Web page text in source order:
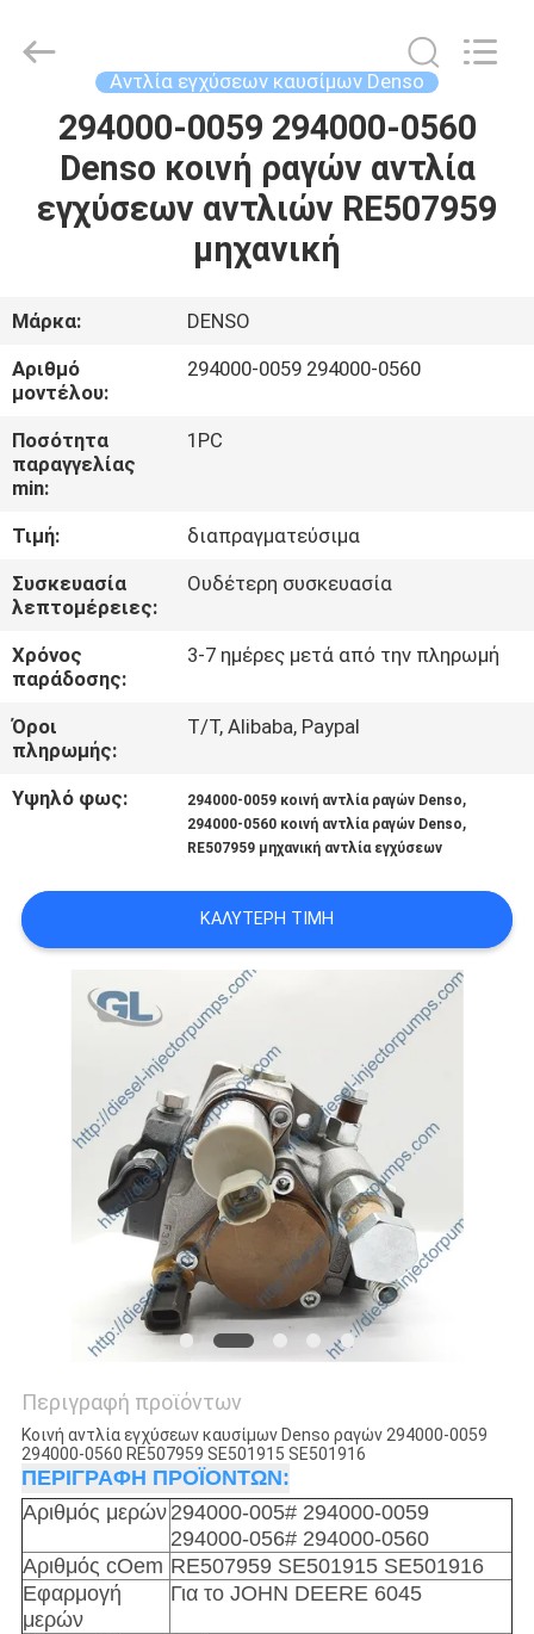
ΣΠΊΤΙ
ΠΡΟΪΌΝΤΑ
ΣΧΕΤΙΚΆ
ΜΕ
ΕΜΆΣ
ΣΤΟ
ΕΡΓΟΣΤΆΣΙΟ
ΈΛΕΓΧΟΣ
ΠΟΙΌΤΗΤΑΣ
ΖΗΤΉΣΤΕ
SITEMAP
ΠΟΛΙΤΙΚΉ
ΑΠΟΡΡΉΤΟΥ
Parts
Αντλία εγχύσεων καυσίμων Denso
294000-0059 294000-0560
Denso κοινή ραγών αντλία
εγχύσεων αντλιών RE507959
μηχανική
Μάρκα:
DENSO
Αριθμό
μοντέλου:
294000-0059 294000-0560
Ποσότητα
παραγγελίας
min:
1PC
Τιμή:
διαπραγματεύσιμα
Συσκευασία
λεπτομέρειες:
Ουδέτερη συσκευασία
Χρόνος
παράδοσης:
3-7 ημέρες μετά από την πληρωμή
Όροι
πληρωμής:
T/T, Alibaba, Paypal
Υψηλό φως: 294000-0059 κοινή αντλία ραγών Denso,
294000-0560 κοινή αντλία ραγών Denso,
RE507959 μηχανική αντλία εγχύσεων
ΚΑΛΎΤΕΡΗ ΤΙΜΉ
Περιγραφή προϊόντων
Κοινή αντλία εγχύσεων καυσίμων Denso ραγών 294000-0059
294000-0560 RE507959 SE501915 SE501916
ΠΕΡΙΓΡΑΦΗ ΠΡΟΪΟΝΤΩΝ:
Αριθμός μερών 294000-005# 294000-0059
294000-056# 294000-0560
Αριθμός cOem RE507959 SE501915 SE501916
Εφαρμογή
μερών
Για το JOHN DEERE 6045